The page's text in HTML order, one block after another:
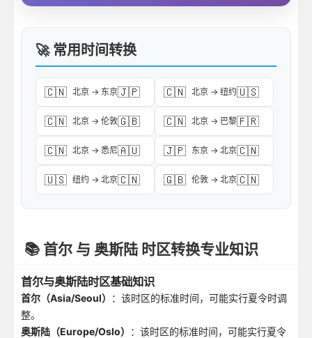
🚀 常用时间转换
🇨🇳 北京 → 东京🇯🇵 🇨🇳 北京 → 纽约🇺🇸
🇨🇳 北京 → 伦敦🇬🇧 🇨🇳 北京 → 巴黎🇫🇷
🇨🇳 北京 → 悉尼🇦🇺 🇯🇵 东京 → 北京🇨🇳
🇺🇸 纽约 → 北京🇨🇳 🇬🇧 伦敦 → 北京🇨🇳
📚 首尔 与 奥斯陆 时区转换专业知识
首尔与奥斯陆时区基础知识
首尔（Asia/Seoul）
：该时区的标准时间，可能实行夏令时调
整。
奥斯陆（Europe/Oslo）
：该时区的标准时间，可能实行夏令